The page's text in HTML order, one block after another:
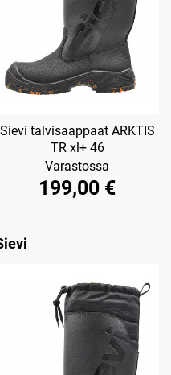
Sievi talvisaappaat ARKTIS
TR xl+ 46
Varastossa
199,00 €